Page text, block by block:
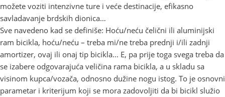
možete voziti intenzivne ture i veće destinacije, efikasno
savladavanje brdskih dionica…
Sve navedeno kad se definiše: Hoću/neću čelični ili aluminijski
ram bicikla, hoću/neću – treba mi/ne treba prednji i/ili zadnji
amortizer, ovaj ili onaj tip bicikla… E, pa prije toga svega treba da
se izabere odgovarajuća veličina rama bicikla, a u skladu sa
visinom kupca/vozača, odnosno dužine nogu istog. To je osnovni
parametar i kriterijum koji se mora zadovoljiti da bi bicikl služio